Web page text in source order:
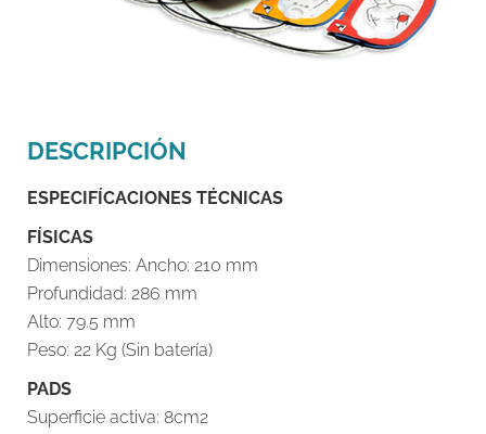
DESCRIPCIÓN
ESPECIFÍCACIONES TÉCNICAS
FÍSICAS
Dimensiones: Ancho: 210 mm
Profundidad: 286 mm
Alto: 79.5 mm
Peso: 22 Kg (Sin batería)
PADS
Superficie activa: 8cm2